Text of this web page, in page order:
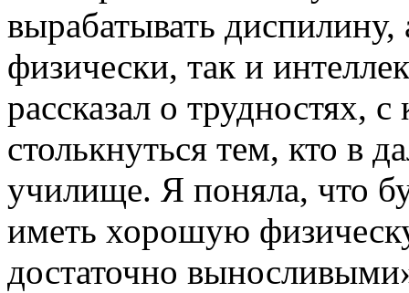
вырабатывать диспилину,
физически, так и
рассказал о трудностях,
столькнуться тем, кто в
училище. Я поняла, что
иметь хорошую
достаточно